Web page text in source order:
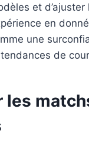
et
en
une
de
les